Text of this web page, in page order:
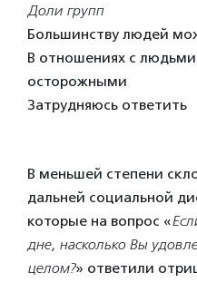
Доли групп
Большинству людей
В отношениях с
осторожными
Затрудняюсь ответить
В меньшей степени
дальней социальной
которые на вопрос «
дне, насколько Вы
целом?» ответили